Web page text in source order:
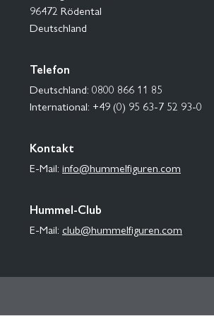
96472 Rödental
Deutschland
Telefon
Deutschland: 0800 866 11 85
International: +49 (0) 95 63-7 52 93-0
Kontakt
E-Mail: info@hummelfiguren.com
Hummel-Club
E-Mail: club@hummelfiguren.com